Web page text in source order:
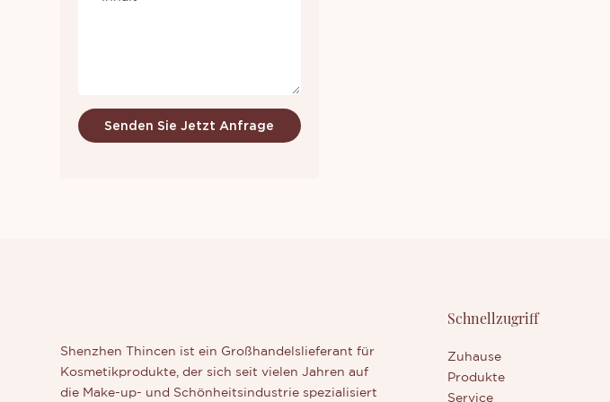
Senden Sie Jetzt Anfrage
Shenzhen Thincen ist ein Großhandelslieferant für
Kosmetikprodukte, der sich seit vielen Jahren auf
die Make-up- und Schönheitsindustrie spezialisiert
Schnellzugriff
Zuhause
Produkte
Service